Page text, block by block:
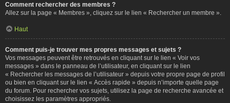
Comment rechercher des membres ?
Allez sur la page « Membres », cliquez sur le lien « Rechercher un membre ».
Haut
Comment puis-je trouver mes propres messages et sujets ?
Vos messages peuvent être retrouvés en cliquant sur le lien « Voir vos
messages » dans le panneau de l’utilisateur, en cliquant sur le lien
« Rechercher les messages de l’utilisateur » depuis votre propre page de profil
ou bien en cliquant sur le lien « Accès rapide » depuis n’importe quelle page
du forum. Pour rechercher vos sujets, utilisez la page de recherche avancée et
choisissez les paramètres appropriés.